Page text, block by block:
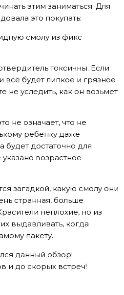
этим заниматься. Для
это покупать:
токсичны. Если
всё будет липкое и грязное
не уследить, как он возьмет
не означает, что не
ребенку даже
будет достаточно для
возрастное
загадкой, какую смолу они
странная, больше
неплохие, но из
выдавливать, когда
пакету.
данный обзор!
и до скорых встреч!